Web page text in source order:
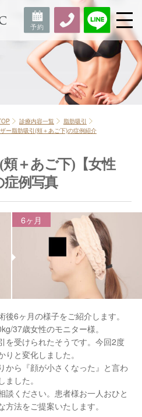
診療内容一覧
脂肪吸引
ー脂肪吸引(頬＋あご下)の症例紹介
＋あご下)【女性
症例写真
6ヶ月
6ヶ月の様子をご紹介します。
37歳女性のモニター様。
を受けられたそうです。今回2度
と変化しました。
から『顔が小さくなった』と言わ
した。
談ください。患者様お一人おひと
法をご提案いたします。